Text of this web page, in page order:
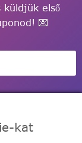
küldjük első
💌
kat